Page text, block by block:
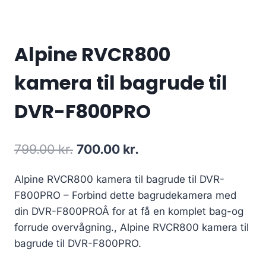
Alpine RVCR800
kamera til bagrude til
DVR-F800PRO
799.00kr. Den
pris
var:
799.00 kr..
700.00 kr.
pris
er:
700.00 kr..
Alpine RVCR800 kamera til bagrude til DVR-
F800PRO – Forbind dette bagrudekamera med
din DVR-F800PROÂ for at få en komplet bag-og
forrude overvågning., Alpine RVCR800 kamera til
bagrude til DVR-F800PRO.